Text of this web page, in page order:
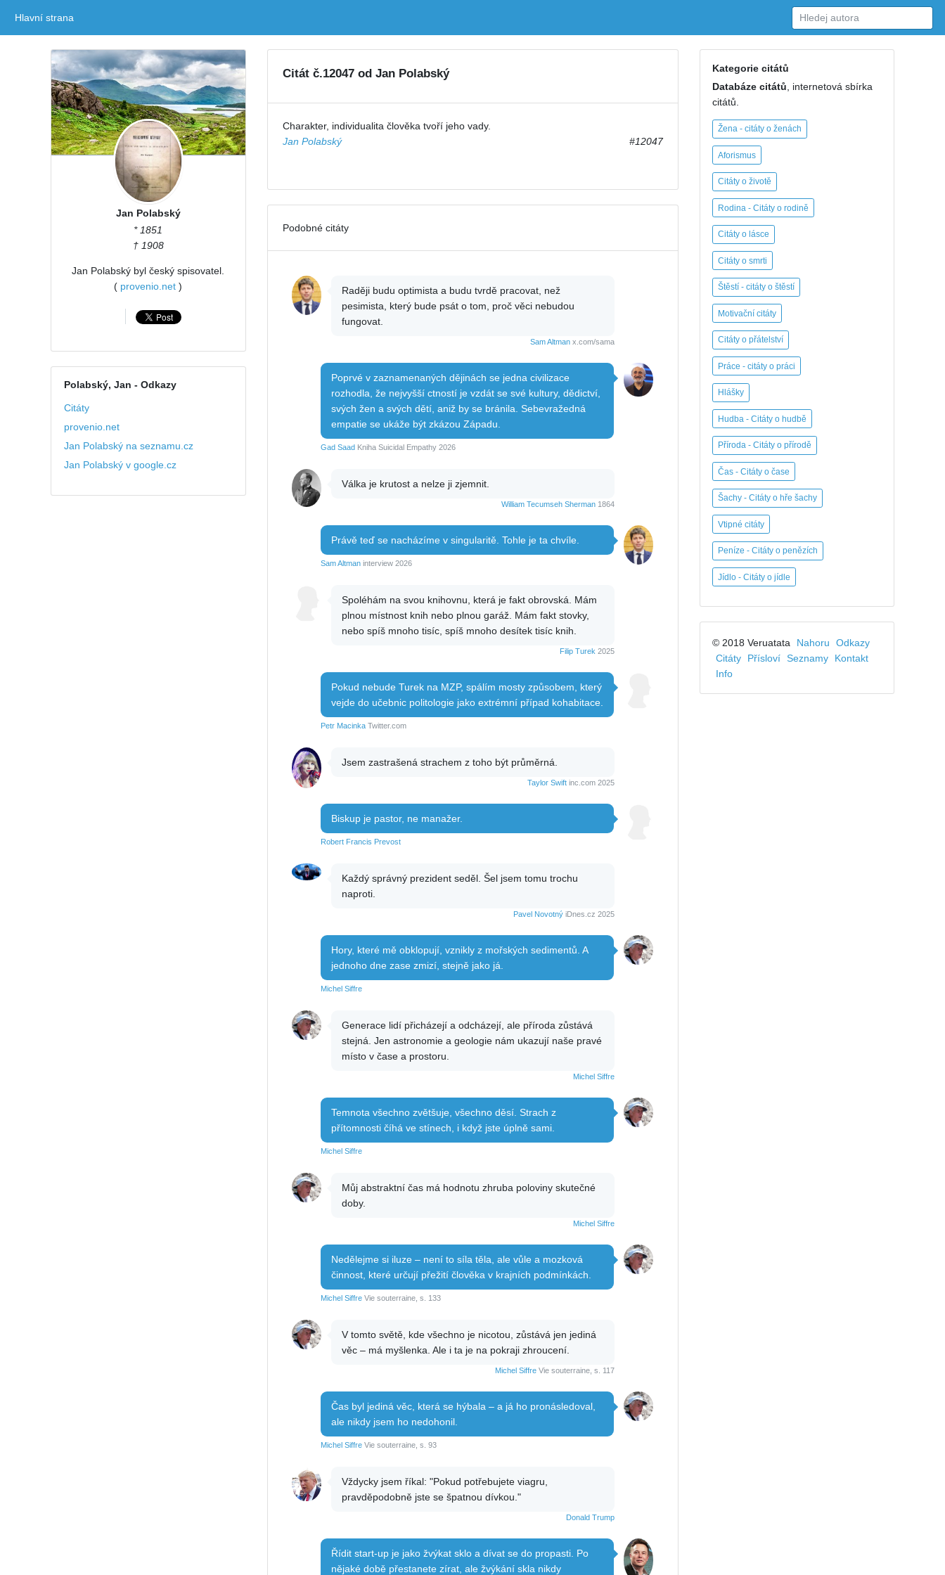
Hlavní strana
Jan Polabský
* 1851
† 1908
Jan Polabský byl český spisovatel.
( provenio.net )
Polabský, Jan - Odkazy
Citáty
provenio.net
Jan Polabský na seznamu.cz
Jan Polabský v google.cz
Citát č.12047 od Jan Polabský
Charakter, individualita člověka tvoří jeho vady.
Jan Polabský
#12047
Podobné citáty
Raději budu optimista a budu tvrdě pracovat, než
pesimista, který bude psát o tom, proč věci nebudou
fungovat.
Sam Altmanx.com/sama
Poprvé v zaznamenaných dějinách se jedna civilizace
rozhodla, že nejvyšší ctností je vzdát se své kultury, dědictví,
svých žen a svých dětí, aniž by se bránila. Sebevražedná
empatie se ukáže být zkázou Západu.
Gad SaadKniha Suicidal Empathy 2026
Válka je krutost a nelze ji zjemnit.
William Tecumseh Sherman1864
Právě teď se nacházíme v singularitě. Tohle je ta chvíle.
Sam Altmaninterview 2026
Spoléhám na svou knihovnu, která je fakt obrovská. Mám
plnou místnost knih nebo plnou garáž. Mám fakt stovky,
nebo spíš mnoho tisíc, spíš mnoho desítek tisíc knih.
Filip Turek 2025
Pokud nebude Turek na MZP, spálím mosty způsobem, který
vejde do učebnic politologie jako extrémní případ kohabitace.
Petr MacinkaTwitter.com
Jsem zastrašená strachem z toho být průměrná.
Taylor Swiftinc.com 2025
Biskup je pastor, ne manažer.
Robert Francis Prevost
Každý správný prezident seděl. Šel jsem tomu trochu
naproti.
Pavel NovotnýiDnes.cz 2025
Hory, které mě obklopují, vznikly z mořských sedimentů. A
jednoho dne zase zmizí, stejně jako já.
Michel Siffre
Generace lidí přicházejí a odcházejí, ale příroda zůstává
stejná. Jen astronomie a geologie nám ukazují naše pravé
místo v čase a prostoru.
Michel Siffre
Temnota všechno zvětšuje, všechno děsí. Strach z
přítomnosti číhá ve stínech, i když jste úplně sami.
Michel Siffre
Můj abstraktní čas má hodnotu zhruba poloviny skutečné
doby.
Michel Siffre
Nedělejme si iluze – není to síla těla, ale vůle a mozková
činnost, které určují přežití člověka v krajních podmínkách.
Michel SiffreVie souterraine, s. 133
V tomto světě, kde všechno je nicotou, zůstává jen jediná
věc – má myšlenka. Ale i ta je na pokraji zhroucení.
Michel SiffreVie souterraine, s. 117
Čas byl jediná věc, která se hýbala – a já ho pronásledoval,
ale nikdy jsem ho nedohonil.
Michel SiffreVie souterraine, s. 93
Vždycky jsem říkal: "Pokud potřebujete viagru,
pravděpodobně jste se špatnou dívkou."
Donald Trump
Řídit start-up je jako žvýkat sklo a dívat se do propasti. Po
nějaké době přestanete zírat, ale žvýkání skla nikdy
Kategorie citátů
Databáze citátů , internetová sbírka
citátů.
Žena - citáty o ženách
Aforismus
Citáty o životě
Rodina - Citáty o rodině
Citáty o lásce
Citáty o smrti
Štěstí - citáty o štěstí
Motivační citáty
Citáty o přátelství
Práce - citáty o práci
Hlášky
Hudba - Citáty o hudbě
Příroda - Citáty o přírodě
Čas - Citáty o čase
Šachy - Citáty o hře šachy
Vtipné citáty
Peníze - Citáty o penězích
Jídlo - Citáty o jídle
© 2018 Veruatata Nahoru
Odkazy
Citáty
Přísloví Seznamy
Kontakt
Info